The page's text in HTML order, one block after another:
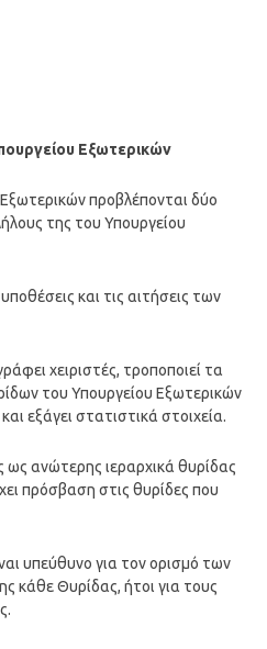
Εξωτερικών
προβλέπονται δύο
της του Υπουργείου
και τις αιτήσεις των
χειριστές, τροποποιεί τα
του Υπουργείου Εξωτερικών
εξάγει στατιστικά στοιχεία.
ως ανώτερης ιεραρχικά θυρίδας
πρόσβαση στις θυρίδες που
υπεύθυνο για τον ορισμό των
κάθε Θυρίδας, ήτοι για τους